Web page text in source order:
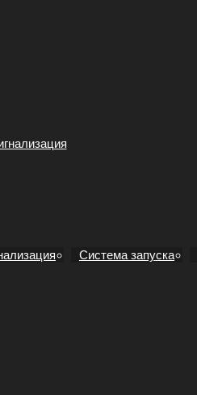
Система запуска